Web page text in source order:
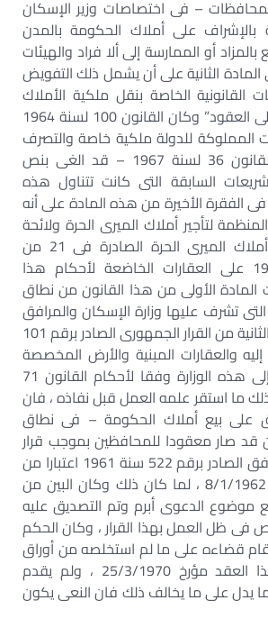
– فى اختصاصات وزير الإسكان
بالإشراف على أملاك الحكومة بالمدن
أو الممارسة إلى ألا فراد والهيئات
الثانية على أن يشمل ذلك التفويض
القانونية الخاصة بنقل ملكية الأملاك
المبيعة والتوقيع على العقود” وكان القانون 100 لسنة 1964
المملوكة للدولة ملكية خاصة والتصرف
فيها – المعدل بالقانون 36 لسنة 1967 – قد الغى بنص
منه التشريعات السابقة التى كانت تتناول هذه
الفقرة الأخيرة من هذه المادة على أنه
لتأجير أملاك الميرى الحرة ولائحة
قيود وشروط بيع أملاك الميرى الحرة الصادرة فى 21 من
أغسطس سنة 1902 على العقارات الخاضعة لأحكام هذا
المادة الأولى من هذا القانون من نطاق
تشرف عليها وزارة الإسكان والمرافق
وفقا لحكم المادة الثانية من القرار الجمهورى الصادر برقم 101
المشار إليه والعقارات المبنية والأرض المخصصة
للبناء والتى تسلم إلى هذه الوزارة وفقا لأحكام القانون 71
بذلك ما استقر علمه العمل قبل نفاذه ، فان
على بيع أملاك الحكومة – فى نطاق
قد صار معقودا للمحافظين بموجب قرار
وزير الإسكان والمرافق الصادر برقم 522 سنة 1961 اعتبارا من
تاريخ العمل به فى 8/1/1962 ، لما كان ذلك وكان البين من
موضوع الدعوى أبرم وتم التصديق عليه
فى ظل العمل بهذا القرار ، وكان الحكم
قضاءه على ما لم استخلصه من أوراق
الدعوى من أن هذا العقد مؤرخ 25/3/1970 ، ولم يقدم
يدل على ما يخالف ذلك فان النعى يكون